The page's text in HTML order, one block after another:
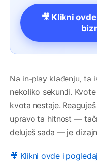
🎥 Klikni
Na in-play klađenju, ta
nekoliko sekundi.
kvota nestaje.
upravo ta hitnost —
deluješ sada — je
🎥 Klikni ovde i